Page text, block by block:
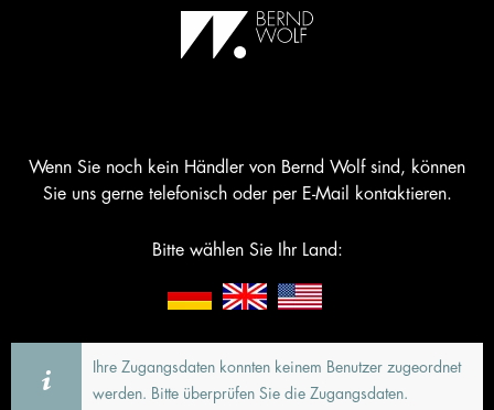
Wenn Sie noch kein Händler von Bernd Wolf sind, können
Sie uns gerne telefonisch oder per E-Mail kontaktieren.
Bitte wählen Sie Ihr Land:
Ihre Zugangsdaten konnten keinem Benutzer zugeordnet
werden. Bitte überprüfen Sie die Zugangsdaten.